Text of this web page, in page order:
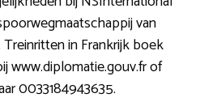
van
Treinritten in Frankrijk boek
www.diplomatie.gouv.fr of
0033184943635.